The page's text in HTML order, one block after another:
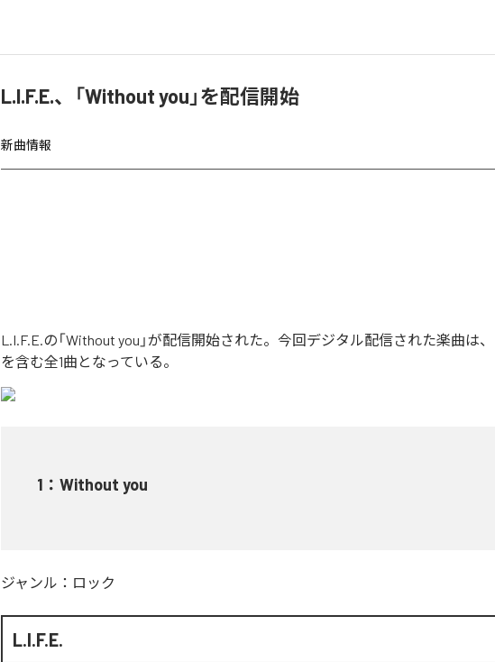
L.I.F.E.、「Without you」を配信開始
新曲情報
L.I.F.E.の「Without you」が配信開始された。今回デジタル配信された楽曲は、
を含む全1曲となっている。
1 ： Without you
ジャンル： ロック
L.I.F.E.